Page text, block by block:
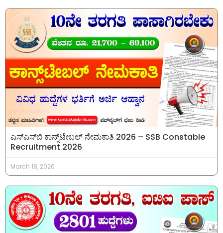
ಎಸ್‌ಎಸ್‌ಬಿ ಕಾನ್ಸ್‌ಟೇಬಲ್‌ ನೇಮಕಾತಿ 2026 – SSB Constable
Recruitment 2026
March 18, 2026